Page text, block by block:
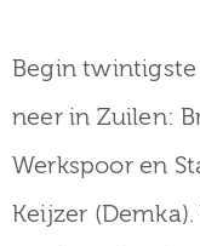
Begin
neer in Zuilen:
Werkspoor en
Keijzer